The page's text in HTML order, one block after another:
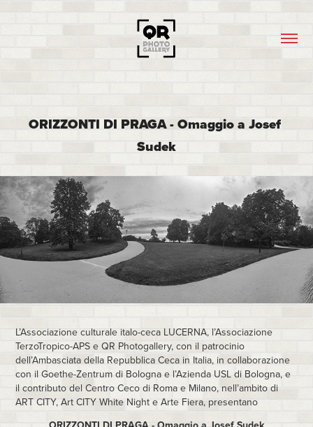
ORIZZONTI DI PRAGA - Omaggio a Josef
Sudek
L’Associazione culturale italo-ceca LUCERNA, l’Associazione
TerzoTropico-APS e QR Photogallery, con il patrocinio
dell’Ambasciata della Repubblica Ceca in Italia, in collaborazione
con il Goethe-Zentrum di Bologna e l’Azienda USL di Bologna, e
il contributo del Centro Ceco di Roma e Milano, nell’ambito di
ART CITY, Art CITY White Night e Arte Fiera, presentano